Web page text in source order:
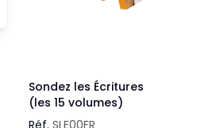
Sondez les Écritures
(les 15 volumes)
Réf. SLE00FR